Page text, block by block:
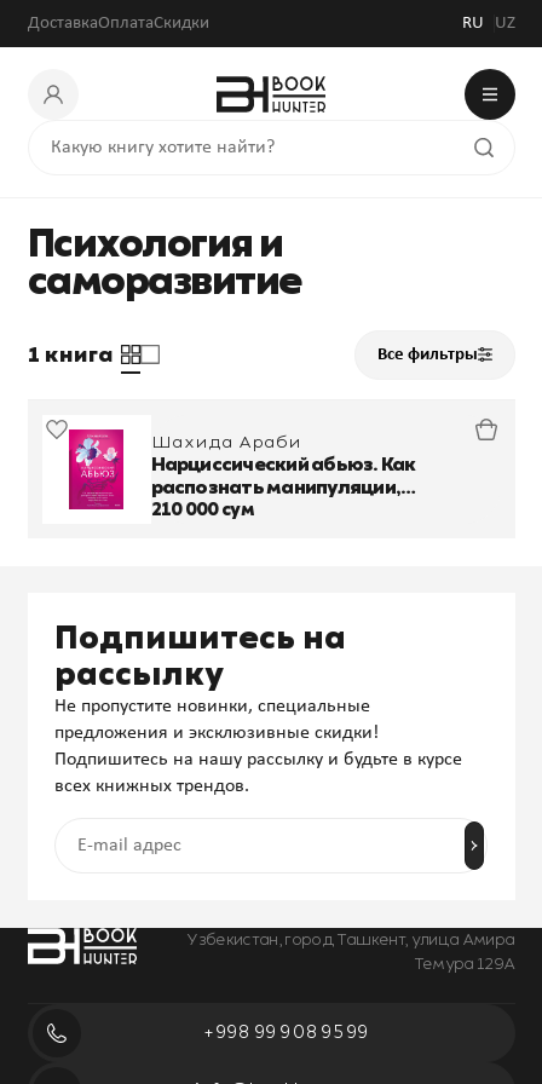
ДоставкаОплатаСкидки RU UZ
Психология и
саморазвитие
1 книга Все фильтры
Шахида Араби
Нарциссический абьюз. Как
распознать манипуляции,
разорвать травмирующую связь и
210 000 сум
Узбекистан, город Ташкент, улица Амира
Темура 129А
+998 99 908 95 99
Подпишитесь на
рассылку
Не пропустите новинки, специальные
предложения и эксклюзивные скидки!
Подпишитесь на нашу рассылку и будьте в курсе
всех книжных трендов.